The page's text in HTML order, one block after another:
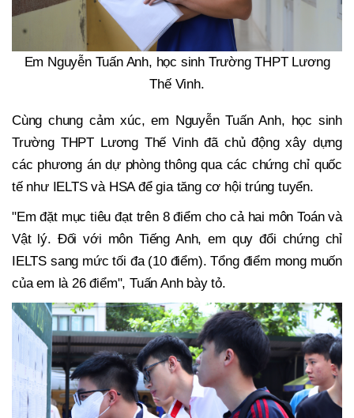
Em Nguyễn Tuấn Anh, học sinh Trường THPT Lương
Thế Vinh.
Cùng chung cảm xúc, em Nguyễn Tuấn Anh, học sinh
Trường THPT Lương Thế Vinh đã chủ động xây dựng
các phương án dự phòng thông qua các chứng chỉ quốc
tế như IELTS và HSA để gia tăng cơ hội trúng tuyển.
"Em đặt mục tiêu đạt trên 8 điểm cho cả hai môn Toán và
Vật lý. Đối với môn Tiếng Anh, em quy đổi chứng chỉ
IELTS sang mức tối đa (10 điểm). Tổng điểm mong muốn
của em là 26 điểm", Tuấn Anh bày tỏ.